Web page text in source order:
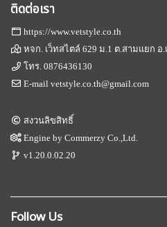
ติดต่อเรา
https://www.vetstyle.co.th
หจก. เว็ทสไตล์ 629 ม.1 ต.สามแยก อ.
โทร.0876436130
E-mailvetstyle.co.th@gmail.com
สงวนลิขสิทธิ์
Engine byCommerzy Co.,Ltd.
v1.20.0.02.20
Follow Us